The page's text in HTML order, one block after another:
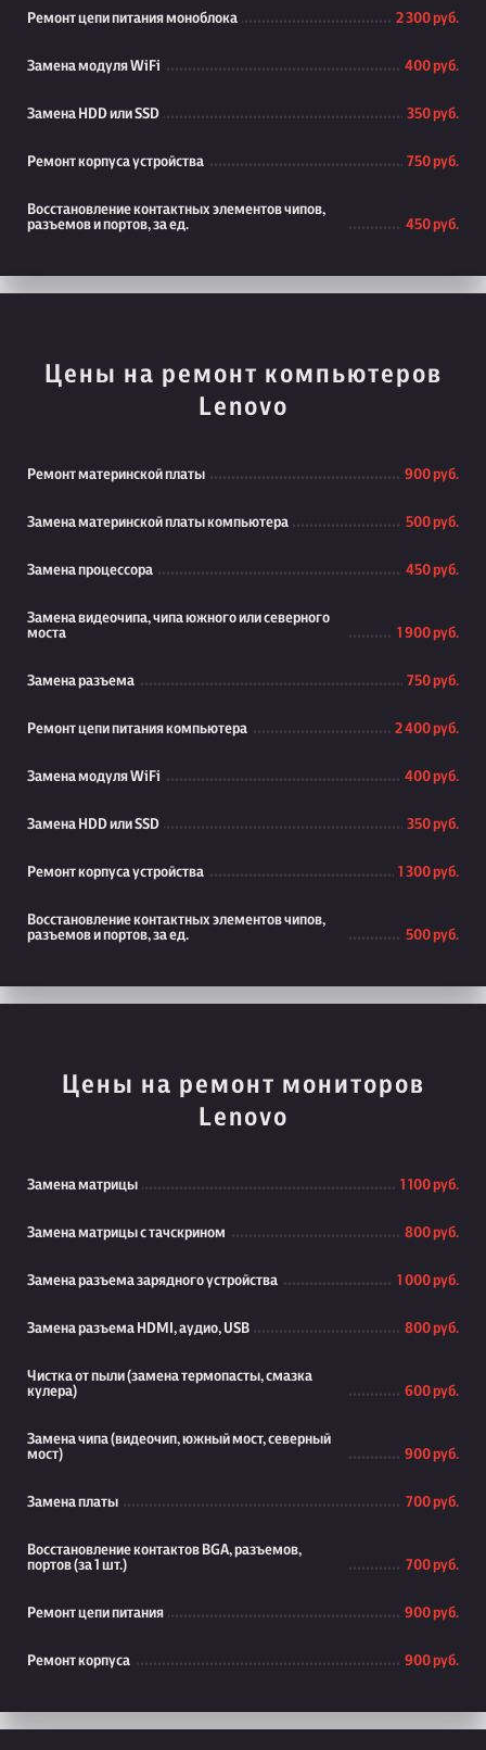
Ремонт цепи питания моноблока 2 300 руб.
Замена модуля WiFi 400 руб.
Замена HDD или SSD 350 руб.
Ремонт корпуса устройства 750 руб.
Восстановление контактных элементов чипов,
разъемов и портов, за ед.
450 руб.
Цены на ремонт компьютеров
Lenovo
Ремонт материнской платы 900 руб.
Замена материнской платы компьютера 500 руб.
Замена процессора 450 руб.
Замена видеочипа, чипа южного или северного
моста
1 900 руб.
Замена разъема 750 руб.
Ремонт цепи питания компьютера 2 400 руб.
Замена модуля WiFi 400 руб.
Замена HDD или SSD 350 руб.
Ремонт корпуса устройства 1 300 руб.
Восстановление контактных элементов чипов,
разъемов и портов, за ед.
500 руб.
Цены на ремонт мониторов
Lenovo
Замена матрицы 1 100 руб.
Замена матрицы с тачскрином 800 руб.
Замена разъема зарядного устройства 1 000 руб.
Замена разъема HDMI, аудио, USB 800 руб.
Чистка от пыли (замена термопасты, смазка
кулера)
600 руб.
Замена чипа (видеочип, южный мост, северный
мост)
900 руб.
Замена платы 700 руб.
Восстановление контактов BGA, разъемов,
портов (за 1 шт.)
700 руб.
Ремонт цепи питания 900 руб.
Ремонт корпуса 900 руб.